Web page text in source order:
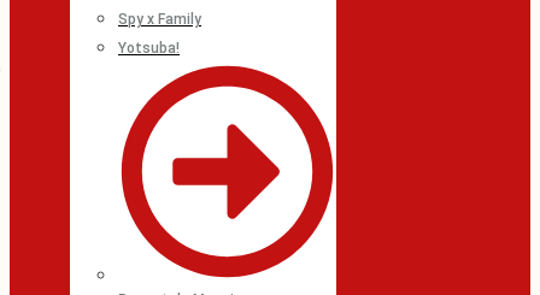
Spy x Family
Yotsuba!